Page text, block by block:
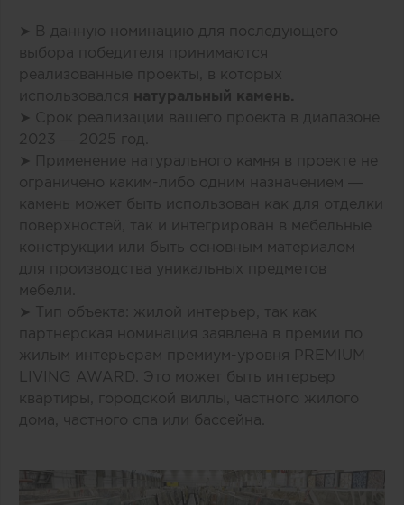
➤ В данную номинацию для последующего
выбора победителя принимаются
реализованные проекты, в которых
использовался натуральный камень.
➤ Срок реализации вашего проекта в диапазоне
2023 — 2025 год.
➤ Применение натурального камня в проекте не
ограничено каким-либо одним назначением —
камень может быть использован как для отделки
поверхностей, так и интегрирован в мебельные
конструкции или быть основным материалом
для производства уникальных предметов
мебели.
➤ Тип объекта: жилой интерьер, так как
партнерская номинация заявлена в премии по
жилым интерьерам премиум-уровня PREMIUM
LIVING AWARD. Это может быть интерьер
квартиры, городской виллы, частного жилого
дома, частного спа или бассейна.